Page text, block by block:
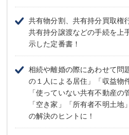
共有物分割、共有持分買取権
共有持分譲渡などの手続を上
示した定番書！
相続や離婚の際にあわせて問
の１人による居住」「収益物
「使っていない共有不動産の
「空き家」「所有者不明土
の解決のヒントに！